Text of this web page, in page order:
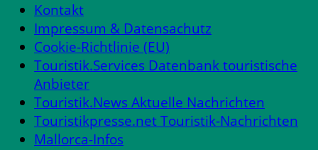
Kontakt
Impressum & Datensachutz
Cookie-Richtlinie (EU)
Touristik.Services Datenbank touristische
Anbieter
Touristik.News Aktuelle Nachrichten
Touristikpresse.net Touristik-Nachrichten
Mallorca-Infos